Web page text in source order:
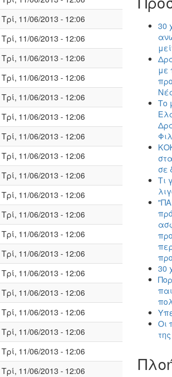
Τρί, 11/06/2013 - 12:06
Τρί, 11/06/2013 - 12:06
Τρί, 11/06/2013 - 12:06
Τρί, 11/06/2013 - 12:06
Τρί, 11/06/2013 - 12:06
Τρί, 11/06/2013 - 12:06
Τρί, 11/06/2013 - 12:06
Τρί, 11/06/2013 - 12:06
Τρί, 11/06/2013 - 12:06
Τρί, 11/06/2013 - 12:06
Τρί, 11/06/2013 - 12:06
Τρί, 11/06/2013 - 12:06
Τρί, 11/06/2013 - 12:06
Τρί, 11/06/2013 - 12:06
Τρί, 11/06/2013 - 12:06
Τρί, 11/06/2013 - 12:06
Τρί, 11/06/2013 - 12:06
Τρί, 11/06/2013 - 12:06
Τρί, 11/06/2013 - 12:06
30
με
Το
σε
Τι
30
Οι